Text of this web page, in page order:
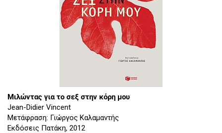
Μιλώντας για το σεξ στην κόρη μου
Jean-Didier Vincent
Μετάφραση: Γιώργος Καλαμαντής
Εκδόσεις Πατάκη, 2012